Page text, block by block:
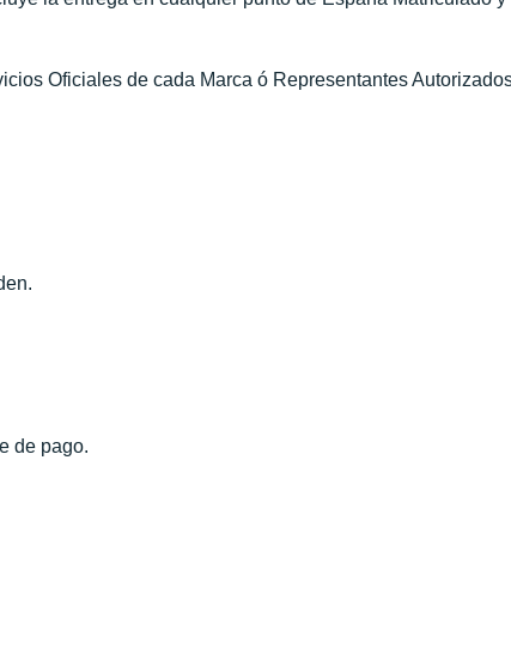
Oficiales de cada Marca ó Representantes
de pago.